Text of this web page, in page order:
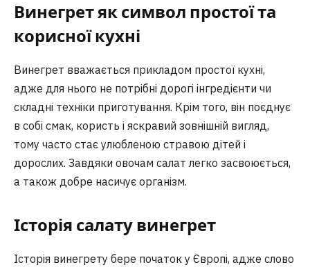
Винегрет як символ простої та
корисної кухні
Винегрет вважається прикладом простої кухні,
адже для нього не потрібні дорогі інгредієнти чи
складні техніки приготування. Крім того, він поєднує
в собі смак, користь і яскравий зовнішній вигляд,
тому часто стає улюбленою стравою дітей і
дорослих. Завдяки овочам салат легко засвоюється,
а також добре насичує організм.
Історія салату винегрет
Історія винегрету бере початок у Європі, адже слово